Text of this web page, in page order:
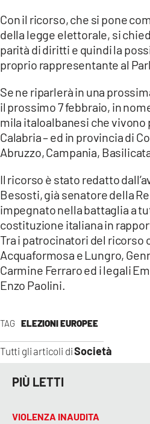
TAG ELEZIONI EUROPEE
Tutti gli articoli diSocietà
Con il ricorso, che si pone
della legge elettorale, si
parità di diritti e quindi la
proprio rappresentante al
Se ne riparlerà in una
il prossimo 7 febbraio, in
mila italoalbanesi che
Calabria – ed in provincia di
Abruzzo, Campania,
Il ricorso è stato redatto
Besosti, già senatore della
impegnato nella battaglia a
costituzione italiana in
Tra i patrocinatori del ricorso
Acquaformosa e Lungro,
Carmine Ferraro ed i legali
Enzo Paolini.
PIÙ LETTI
VIOLENZA INAUDITA